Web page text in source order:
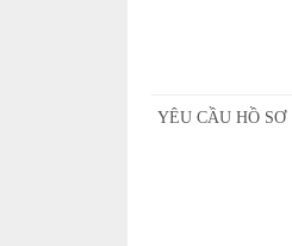
YÊU CẦU HỒ SƠ